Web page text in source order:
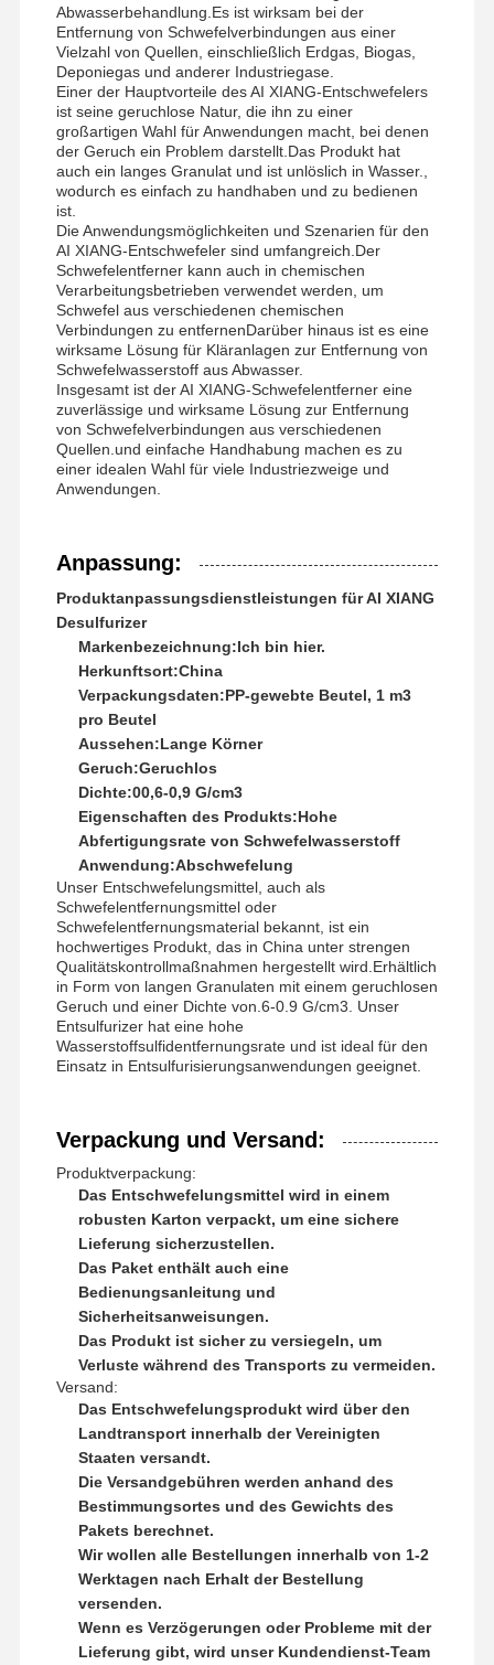
nichtionogenes Polyacrylamid
Kationisches Polyacrylamid
Gellmittel zur Frakturierung der Säurebildung
Hochtemperatur-Sedimentationsmittel
Verbrennungsmittel
Abwasserbehandlung.Es ist wirksam bei der
Entfernung von Schwefelverbindungen aus einer
Vielzahl von Quellen, einschließlich Erdgas, Biogas,
Deponiegas und anderer Industriegase.
Einer der Hauptvorteile des AI XIANG-Entschwefelers
ist seine geruchlose Natur, die ihn zu einer
großartigen Wahl für Anwendungen macht, bei denen
der Geruch ein Problem darstellt.Das Produkt hat
auch ein langes Granulat und ist unlöslich in Wasser.,
wodurch es einfach zu handhaben und zu bedienen
ist.
Die Anwendungsmöglichkeiten und Szenarien für den
AI XIANG-Entschwefeler sind umfangreich.Der
Schwefelentferner kann auch in chemischen
Verarbeitungsbetrieben verwendet werden, um
Schwefel aus verschiedenen chemischen
Verbindungen zu entfernenDarüber hinaus ist es eine
wirksame Lösung für Kläranlagen zur Entfernung von
Schwefelwasserstoff aus Abwasser.
Insgesamt ist der AI XIANG-Schwefelentferner eine
zuverlässige und wirksame Lösung zur Entfernung
von Schwefelverbindungen aus verschiedenen
Quellen.und einfache Handhabung machen es zu
einer idealen Wahl für viele Industriezweige und
Anwendungen.
Anpassung:
Produktanpassungsdienstleistungen für AI XIANG
Desulfurizer
Markenbezeichnung:Ich bin hier.
Herkunftsort:China
Verpackungsdaten:PP-gewebte Beutel, 1 m3
pro Beutel
Aussehen:Lange Körner
Geruch:Geruchlos
Dichte:00,6-0,9 G/cm3
Eigenschaften des Produkts:Hohe
Abfertigungsrate von Schwefelwasserstoff
Anwendung:Abschwefelung
Unser Entschwefelungsmittel, auch als
Schwefelentfernungsmittel oder
Schwefelentfernungsmaterial bekannt, ist ein
hochwertiges Produkt, das in China unter strengen
Qualitätskontrollmaßnahmen hergestellt wird.Erhältlich
in Form von langen Granulaten mit einem geruchlosen
Geruch und einer Dichte von.6-0.9 G/cm3. Unser
Entsulfurizer hat eine hohe
Wasserstoffsulfidentfernungsrate und ist ideal für den
Einsatz in Entsulfurisierungsanwendungen geeignet.
Verpackung und Versand:
Produktverpackung:
Das Entschwefelungsmittel wird in einem
robusten Karton verpackt, um eine sichere
Lieferung sicherzustellen.
Das Paket enthält auch eine
Bedienungsanleitung und
Sicherheitsanweisungen.
Das Produkt ist sicher zu versiegeln, um
Verluste während des Transports zu vermeiden.
Versand:
Das Entschwefelungsprodukt wird über den
Landtransport innerhalb der Vereinigten
Staaten versandt.
Die Versandgebühren werden anhand des
Bestimmungsortes und des Gewichts des
Pakets berechnet.
Wir wollen alle Bestellungen innerhalb von 1-2
Werktagen nach Erhalt der Bestellung
versenden.
Wenn es Verzögerungen oder Probleme mit der
Lieferung gibt, wird unser Kundendienst-Team